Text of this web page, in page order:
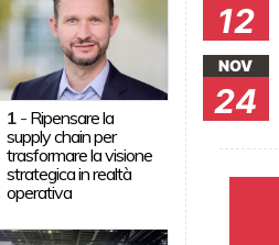
1 - Ripensare la
supply chain per
trasformare la visione
strategica in realtà
operativa
12
NOV
24